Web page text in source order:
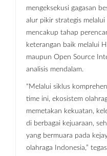
mengeksekusi gagasan
alur pikir strategis
mencakup tahap
keterangan baik melalui
maupun Open Source
analisis mendalam.
“Melalui siklus
time ini, ekosistem
memetakan kekuatan,
di berbagai kejuaraan,
yang bermuara pada
olahraga Indonesia,”